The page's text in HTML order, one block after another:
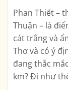
Phan Thiết –
Thuận – là
cát trắng và
Thơ và có ý
đang thắc
km? Đi như